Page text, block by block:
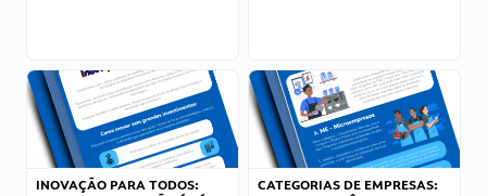
INOVAÇÃO PARA TODOS:
CATEGORIAS DE EMPRESAS: